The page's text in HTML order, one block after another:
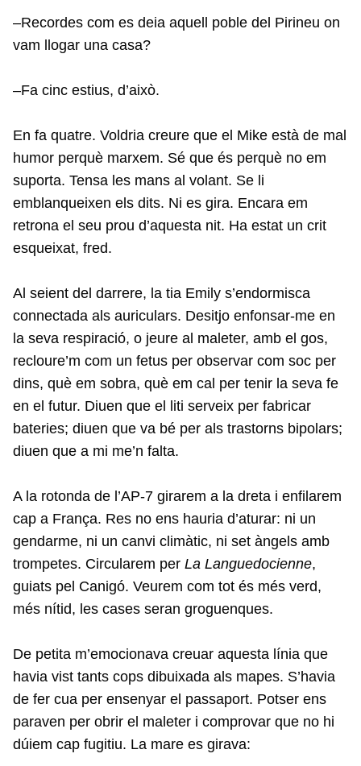
–Recordes com es deia aquell poble del Pirineu on
vam llogar una casa?
–Fa cinc estius, d’això.
En fa quatre. Voldria creure que el Mike està de mal
humor perquè marxem. Sé que és perquè no em
suporta. Tensa les mans al volant. Se li
emblanqueixen els dits. Ni es gira. Encara em
retrona el seu prou d’aquesta nit. Ha estat un crit
esqueixat, fred.
Al seient del darrere, la tia Emily s’endormisca
connectada als auriculars. Desitjo enfonsar-me en
la seva respiració, o jeure al maleter, amb el gos,
recloure’m com un fetus per observar com soc per
dins, què em sobra, què em cal per tenir la seva fe
en el futur. Diuen que el liti serveix per fabricar
bateries; diuen que va bé per als trastorns bipolars;
diuen que a mi me’n falta.
A la rotonda de l’AP-7 girarem a la dreta i enfilarem
cap a França. Res no ens hauria d’aturar: ni un
gendarme, ni un canvi climàtic, ni set àngels amb
trompetes. Circularem per La Languedocienne,
guiats pel Canigó. Veurem com tot és més verd,
més nítid, les cases seran groguenques.
De petita m’emocionava creuar aquesta línia que
havia vist tants cops dibuixada als mapes. S’havia
de fer cua per ensenyar el passaport. Potser ens
paraven per obrir el maleter i comprovar que no hi
dúiem cap fugitiu. La mare es girava: